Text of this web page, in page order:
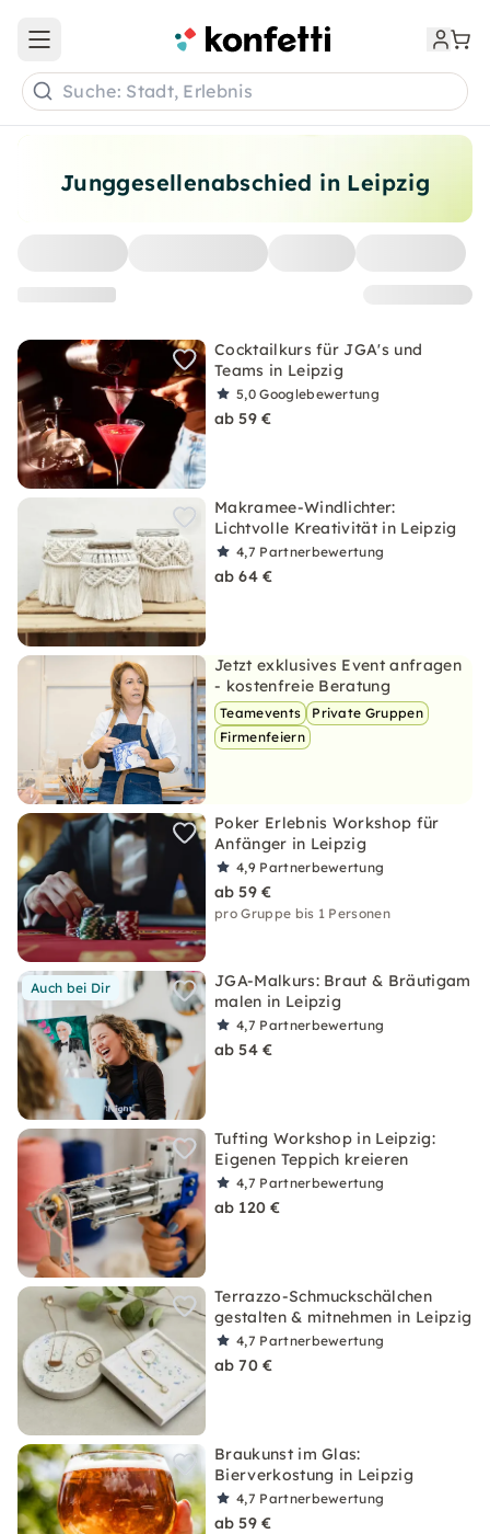
Junggesellenabschied in Leipzig
Cocktailkurs für JGA's und
Teams in Leipzig
5,0Googlebewertung
ab 59 €
Makramee-Windlichter:
Lichtvolle Kreativität in Leipzig
4,7 Partnerbewertung
ab 64 €
Jetzt exklusives Event anfragen
- kostenfreie Beratung
Teamevents
Private Gruppen
Firmenfeiern
Poker Erlebnis Workshop für
Anfänger in Leipzig
4,9 Partnerbewertung
ab 59 €
pro Gruppe bis 1 Personen
Auch bei Dir
JGA-Malkurs: Braut & Bräutigam
malen in Leipzig
4,7 Partnerbewertung
ab 54 €
Tufting Workshop in Leipzig:
Eigenen Teppich kreieren
4,7 Partnerbewertung
ab 120 €
Terrazzo-Schmuckschälchen
gestalten & mitnehmen in Leipzig
4,7 Partnerbewertung
ab 70 €
Braukunst im Glas:
Bierverkostung in Leipzig
4,7 Partnerbewertung
ab 59 €
Open main menu
Suche: Stadt, Erlebnis